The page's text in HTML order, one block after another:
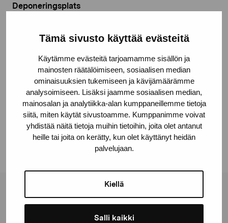
Tämä sivusto käyttää evästeitä
Käytämme evästeitä tarjoamamme sisällön ja
mainosten räätälöimiseen, sosiaalisen median
ominaisuuksien tukemiseen ja kävijämäärämme
analysoimiseen. Lisäksi jaamme sosiaalisen median,
mainosalan ja analytiikka-alan kumppaneillemme tietoja
siitä, miten käytät sivustoamme. Kumppanimme voivat
yhdistää näitä tietoja muihin tietoihin, joita olet antanut
heille tai joita on kerätty, kun olet käyttänyt heidän
palvelujaan.
Kiellä
Salli kaikki
Deponeringsplats
© Kuvasto 2026
Dela:
Facebook
Linkedin
Stiftelsen Pro Artibus